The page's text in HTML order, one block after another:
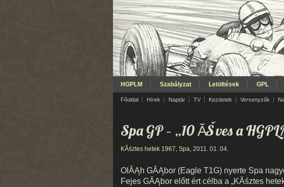
HGPLM Szabályzat Letöltések GPL
Főoldal Hírek Naptár TV Kezdetek Versenyzők
Spa GP – „10 ĂŠves a
KĂśztes hetek 1967, Spa, 2011. 01. 04.
OlĂĄh GĂĄbor (Eagle T1G) nyerte Spa
Fejes GĂĄbor előtt ért célba a „KĂśztes